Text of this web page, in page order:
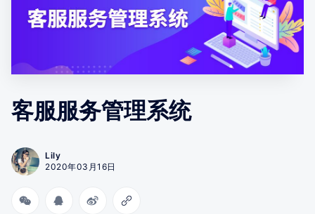
客服服务管理系统
Lily
2020年03月16日